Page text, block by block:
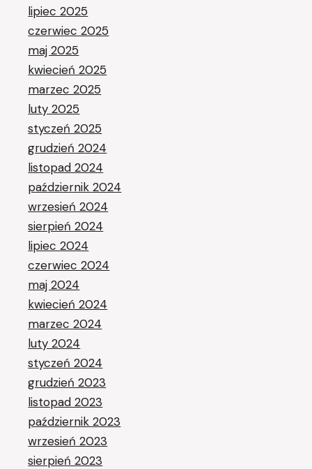
lipiec 2025
czerwiec 2025
maj 2025
kwiecień 2025
marzec 2025
luty 2025
styczeń 2025
grudzień 2024
listopad 2024
październik 2024
wrzesień 2024
sierpień 2024
lipiec 2024
czerwiec 2024
maj 2024
kwiecień 2024
marzec 2024
luty 2024
styczeń 2024
grudzień 2023
listopad 2023
październik 2023
wrzesień 2023
sierpień 2023